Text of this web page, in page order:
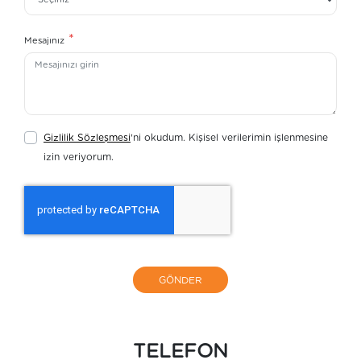
Mesajınız *
Gizlilik Sözleşmesi'ni okudum. Kişisel verilerimin işlenmesine
izin veriyorum.
TELEFON